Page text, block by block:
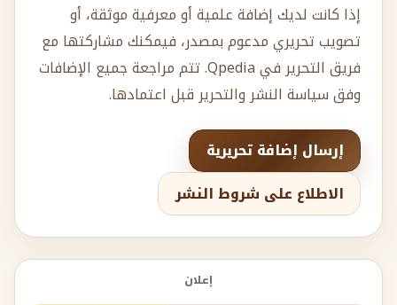
إذا كانت لديك إضافة علمية أو معرفية موثقة، أو
تصويب تحريري مدعوم بمصدر، فيمكنك مشاركتها مع
فريق التحرير في Qpedia. تتم مراجعة جميع الإضافات
وفق سياسة النشر والتحرير قبل اعتمادها.
إرسال إضافة تحريرية
الاطلاع على شروط النشر
إعلان